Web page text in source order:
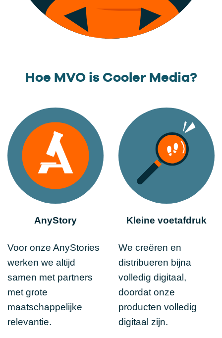
Hoe MVO is Cooler Media?
AnyStory
Voor onze AnyStories
werken we altijd
samen met partners
met grote
maatschappelijke
relevantie.
Kleine voetafdruk
We creëren en
distribueren bijna
volledig digitaal,
doordat onze
producten volledig
digitaal zijn.